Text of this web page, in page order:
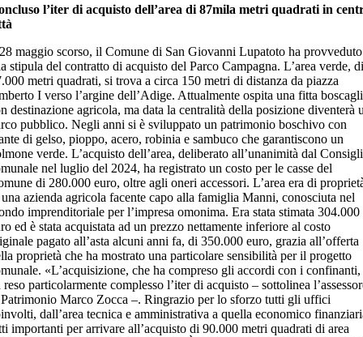
l’iter di acquisto dell’area di 87mila metri quadrati in
maggio scorso, il Comune di San Giovanni Lupatoto ha provveduto
stipula del contratto di acquisto del Parco Campagna. L’area verde, di
metri quadrati, si trova a circa 150 metri di distanza da piazza
I verso l’argine dell’Adige. Attualmente ospita una fitta
destinazione agricola, ma data la centralità della posizione diventerà
pubblico. Negli anni si è sviluppato un patrimonio boschivo con
di gelso, pioppo, acero, robinia e sambuco che garantiscono un
verde. L’acquisto dell’area, deliberato all’unanimità dal
nel luglio del 2024, ha registrato un costo per le casse del
di 280.000 euro, oltre agli oneri accessori. L’area era di
azienda agricola facente capo alla famiglia Manni, conosciuta nel
imprenditoriale per l’impresa omonima. Era stata stimata 304.000
ed è stata acquistata ad un prezzo nettamente inferiore al costo
pagato all’asta alcuni anni fa, di 350.000 euro, grazia all’offerta
proprietà che ha mostrato una particolare sensibilità per il progetto
«L’acquisizione, che ha compreso gli accordi con i confinanti,
reso particolarmente complesso l’iter di acquisto – sottolinea
Marco Zocca –. Ringrazio per lo sforzo tutti gli uffici
dall’area tecnica e amministrativa a quella economico
importanti per arrivare all’acquisto di 90.000 metri quadrati di area